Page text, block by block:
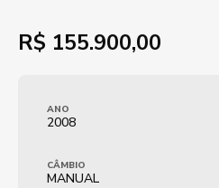
R$ 155.900,00
ANO
2008
CÂMBIO
MANUAL